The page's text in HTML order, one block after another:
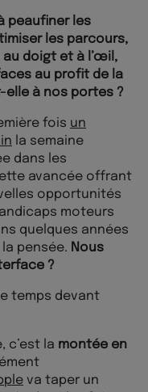
peaufiner les
les parcours,
doigt et à l’œil,
au profit de la
elle à nos portes ?
fois un
la semaine
dans les
avancée offrant
opportunités
moteurs
quelques années
pensée. Nous
?
temps devant
c’est la montée en
va taper un